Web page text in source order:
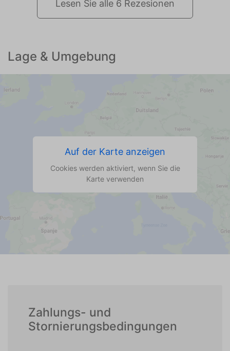
Lesen Sie alle 6 Rezesionen
Lage & Umgebung
Auf der Karte anzeigen
Cookies werden aktiviert, wenn Sie die
Karte verwenden
Zahlungs- und
Stornierungsbedingungen